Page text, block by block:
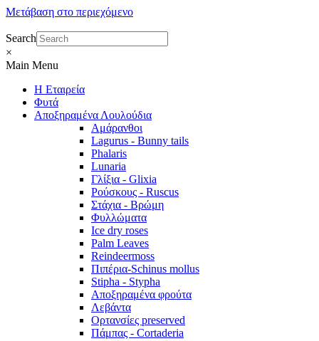
Μετάβαση στο περιεχόμενο
Search
×
Main Menu
Η Εταιρεία
Φυτά
Αποξηραμένα Λουλούδια
Αμάρανθοι
Lagurus - Bunny tails
Phalaris
Lunaria
Γλίξια - Glixia
Ρούσκους - Ruscus
Στάχια - Βρώμη
Φυλλώματα
Ice dry roses
Palm Leaves
Reindeermoss
Πιπέρια-Schinus mollus
Stipha - Stypha
Αποξηραμένα φρούτα
Λεβάντα
Ορτανσίες preserved
Πάμπας - Cortaderia